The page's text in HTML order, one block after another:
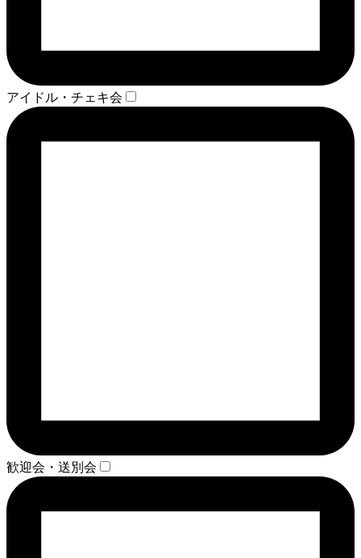
アイドル・チェキ会
歓迎会・送別会